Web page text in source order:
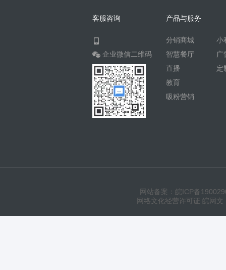
客服咨询
企业微信二维码
产品与服务
分销商城
智慧餐厅
直播
教育
吸粉营销
小
广
定
网站备案：皖ICP备
网络文化经营许可证 皖网